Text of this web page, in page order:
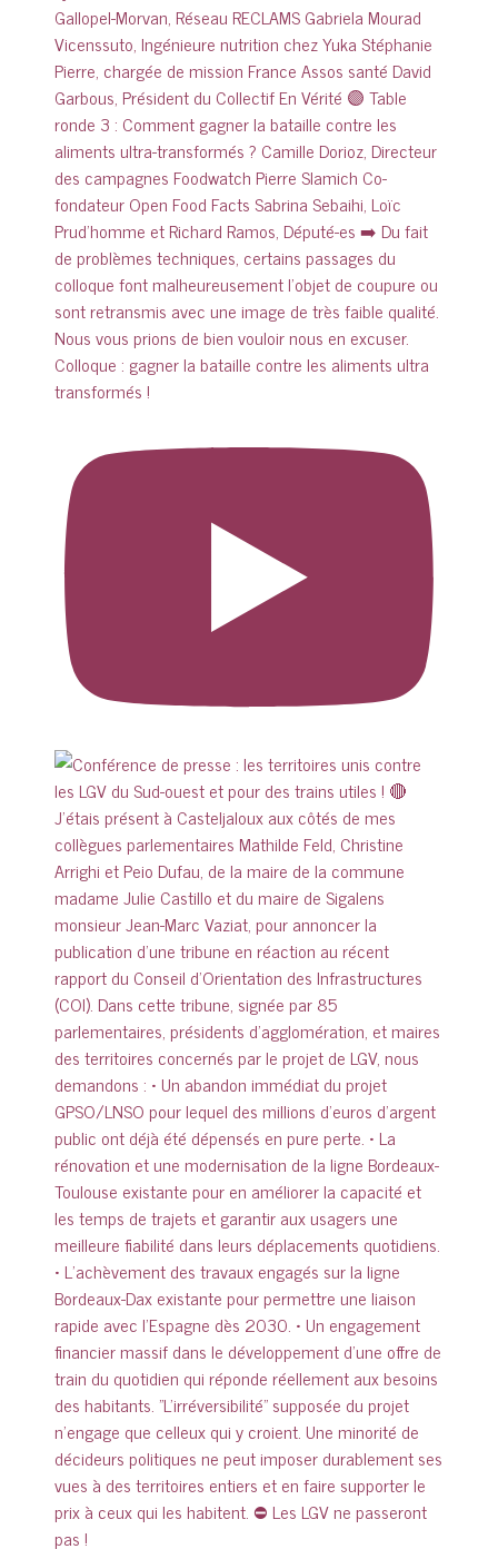
Colloque : gagner la bataille contre les aliments ultra
transformés !